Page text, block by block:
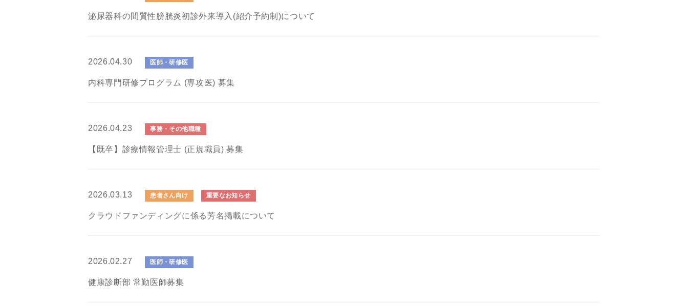
泌尿器科の間質性膀胱炎初診外来導入(紹介予約制)について
2026.04.30 医師・研修医
内科専門研修プログラム (専攻医) 募集
2026.04.23 事務・その他職種
【既卒】診療情報管理士 (正規職員) 募集
2026.03.13 患者さん向け 重要なお知らせ
クラウドファンディングに係る芳名掲載について
2026.02.27 医師・研修医
健康診断部 常勤医師募集